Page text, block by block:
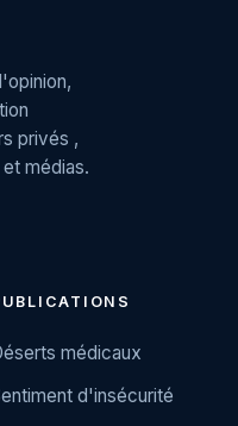
privés ,
médias.
médicaux
d'insécurité